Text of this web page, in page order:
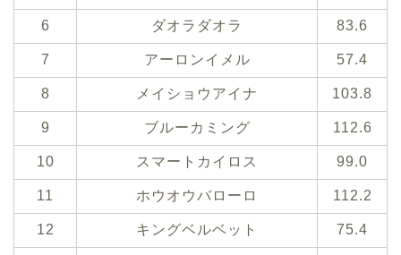
6 ダオラダオラ 83.6
7 アーロンイメル 57.4
8 メイショウアイナ 103.8
9 ブルーカミング 112.6
10 スマートカイロス 99.0
11 ホウオウバローロ 112.2
12 キングベルベット 75.4